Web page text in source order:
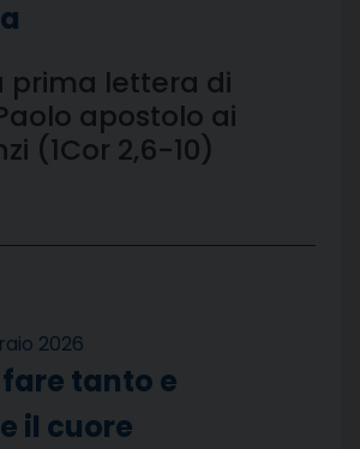
prima lettera di
apostolo ai
(1Cor 2,6-10)
2026
tanto e
il cuore